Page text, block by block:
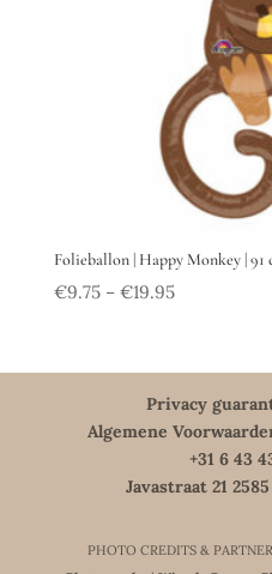
Folieballon | Happy Monkey | 91
€9.75– €19.95
Privacy
Algemene
+31 6 43
Javastraat 21
PHOTO CREDITS &